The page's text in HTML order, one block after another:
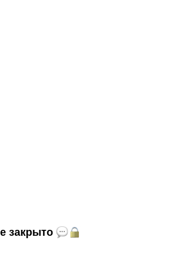
закрыто